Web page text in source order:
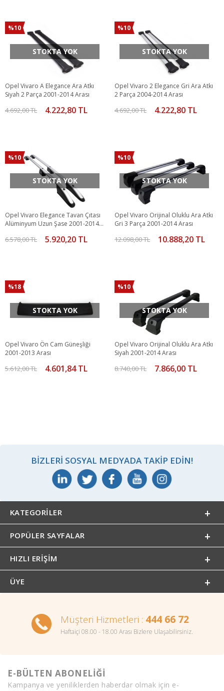
%10
STOKTA YOK
Opel Vivaro A Elegance Ara Atkı
Siyah 2 Parça 2001-2014 Arası
4.692,00 TL 4.222,80 TL
%10
STOKTA YOK
Opel Vivaro 2 Elegance Gri Ara Atkı
2 Parça 2004-2014 Arası
4.692,00 TL 4.222,80 TL
%10
STOKTA YOK
Opel Vivaro Elegance Tavan Çıtası
Alüminyum Uzun Şase 2001-2014
6.578,00 TL 5.920,20 TL
%10
STOKTA YOK
Opel Vivaro Orijinal Oluklu Ara Atkı
Gri 3 Parça 2001-2014 Arası
12.098,00 TL 10.888,20 TL
%18
STOKTA YOK
Opel Vivaro Ön Cam Güneşliği
2001-2013 Arası
5.612,00 TL 4.601,84 TL
%10
STOKTA YOK
Opel Vivaro Orijinal Oluklu Ara Atkı
Siyah 2001-2014 Arası
8.740,00 TL 7.866,00 TL
BIZLERI SOSYAL MEDYADA TAKIP EDIN!
KATEGORILER
POPÜLER SAYFALAR
HIZLI ERIŞIM
ÜYE
Müşteri Hizmetleri : 444 66 72
Haftaiçi 08.00 - 18.00 Arası Bizlere Ulaşabilirsiniz.
E-BÜLTEN ABONELİĞİ
Kampanya ve yeniliklerden haberdar olmak için e-